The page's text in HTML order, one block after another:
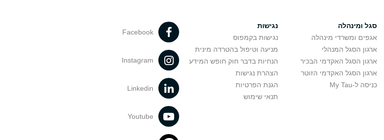
סגל ומינהלה
אגפים ומשרדי מינהלה
ארגון הסגל המנהלי
ארגון הסגל האקדמי הבכיר
ארגון הסגל האקדמי הזוטר
כניסה ל-My Tau
נגישות
נגישות בקמפוס
מניעה וטיפול בהטרדה מינית
הנחיות בדבר חוק חופש המידע
הצהרת נגישות
הגנת הפרטיות
תנאי שימוש
Facebook
Instagram
Linkedin
Youtube